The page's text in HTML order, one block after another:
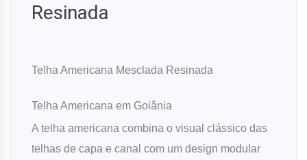
Resinada
Telha Americana Mesclada Resinada
Telha Americana em Goiânia
A telha americana combina o visual clássico das
telhas de capa e canal com um design modular